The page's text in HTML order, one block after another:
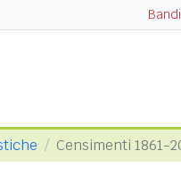
Censimenti 1861-